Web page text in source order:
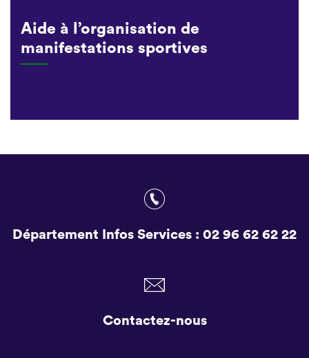
Aide à l’organisation de
manifestations sportives
Département Infos Services : 02 96 62 62 22
Contactez-nous